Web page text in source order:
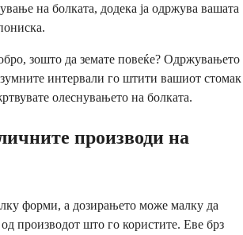
на болката, додека ја одржува вашата
зошто да земате повеќе? Одржувањето
интервали го штити вашиот стомак
олеснувањето на болката.
производи на
форми, а дозирањето може малку да
производот што го користите. Еве брз